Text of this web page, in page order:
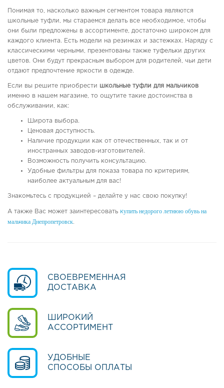
Понимая то, насколько важным сегментом товара являются
школьные туфли, мы стараемся делать все необходимое, чтобы
они были предложены в ассортименте, достаточно широком для
каждого клиента. Есть модели на резинках и застежках. Наряду с
классическими черными, презентованы также туфельки других
цветов. Они будут прекрасным выбором для родителей, чьи дети
отдают предпочтение яркости в одежде.
Если вы решите приобрести школьные туфли для мальчиков
именно в нашем магазине, то ощутите такие достоинства в
обслуживании, как:
Широта выбора.
Ценовая доступность.
Наличие продукции как от отечественных, так и от
иностранных заводов-изготовителей.
Возможность получить консультацию.
Удобные фильтры для показа товара по критериям,
наиболее актуальным для вас!
Знакомьтесь с продукцией – делайте у нас свою покупку!
А также Вас может заинтересовать купить недорого летнюю обувь на
мальчика Днепропетровск.
СВОЕВРЕМЕННАЯ
ДОСТАВКА
ШИРОКИЙ
АССОРТИМЕНТ
УДОБНЫЕ
СПОСОБЫ ОПЛАТЫ